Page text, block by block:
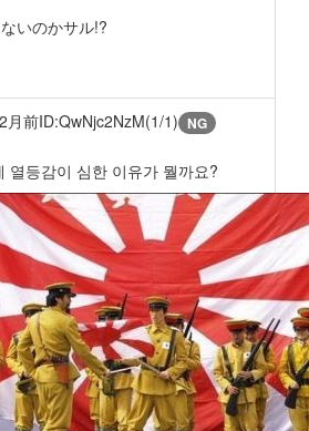
いのかサル!?
2月前ID:QwNjc2NzM(1/1) NG
열등감이 심한 이유가 뭘까요?